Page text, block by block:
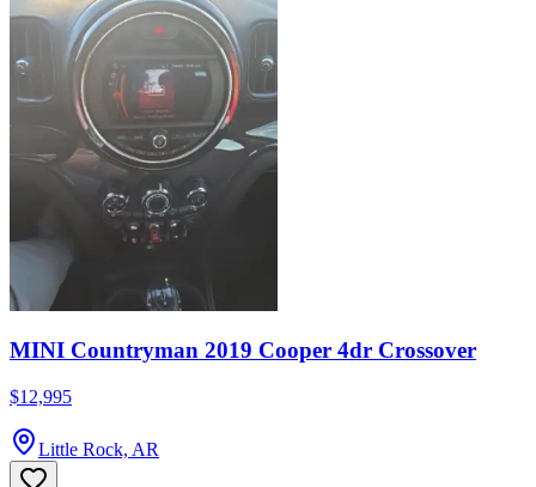
MINI Countryman 2019 Cooper 4dr Crossover
$12,995
Little Rock, AR